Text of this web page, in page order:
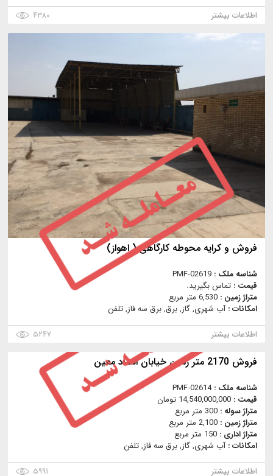
اطلاعات بیشتر
۴۳۸۰
فروش و کرایه محوطه کارگاهی ( اهواز)
شناسه ملک : PMF-02619
قیمت : تماس بگیرید.
متراژ زمین : 6,530 متر مربع
امکانات :آب شهری, گاز, برق, برق سه فاز, تلفن
اطلاعات بیشتر
۵۲۴۷
فروش 2170 متر زمین خیابان استاد معین
شناسه ملک :PMF-02614
قیمت : 14,540,000,000 تومان
متراژ سوله : 300 متر مربع
متراژ زمین : 2,100 متر مربع
متراژ اداری : 150 متر مربع
امکانات :آب شهری, گاز, برق سه فاز, تلفن
اطلاعات بیشتر
۵۹۹۱